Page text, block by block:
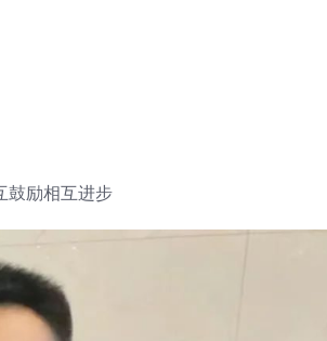
鼓励相互进步